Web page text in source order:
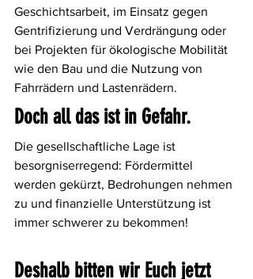
Geschichtsarbeit, im Einsatz gegen
Gentrifizierung und Verdrängung oder
bei Projekten für ökologische Mobilität
wie den Bau und die Nutzung von
Fahrrädern und Lastenrädern.
Doch all das ist in Gefahr.
Die gesellschaftliche Lage ist
besorgniserregend: Fördermittel
werden gekürzt, Bedrohungen nehmen
zu und finanzielle Unterstützung ist
immer schwerer zu bekommen!
Deshalb bitten wir Euch jetzt